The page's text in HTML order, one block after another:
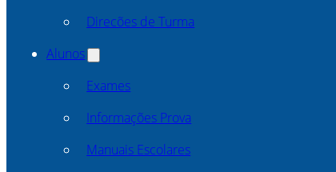
Direcões de Turma
Alunos
Exames
Informações Prova
Manuais Escolares